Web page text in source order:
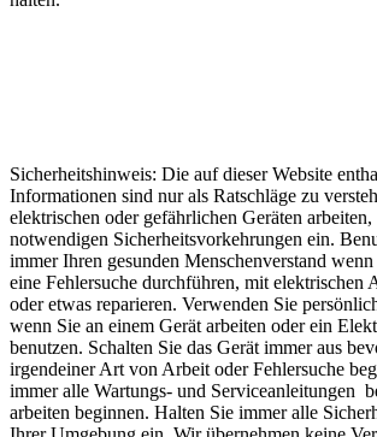
Sicherheitshinweis: Die auf dieser Website
Informationen sind nur als Ratschläge zu
elektrischen oder gefährlichen Geräten
notwendigen Sicherheitsvorkehrungen ein.
immer Ihren gesunden Menschenverstand wenn
eine Fehlersuche durchführen, mit elektrischen
oder etwas reparieren. Verwenden Sie
wenn Sie an einem Gerät arbeiten oder ein
benutzen. Schalten Sie das Gerät immer aus
irgendeiner Art von Arbeit oder Fehlersuche
immer alle Wartungs- und Serviceanleitungen
arbeiten beginnen. Halten Sie immer alle